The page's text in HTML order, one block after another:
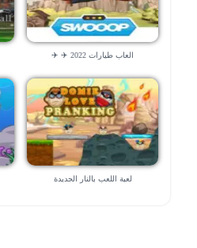
العاب طيارات 2022 ✈️ ✈️
لعبة اللعب بالنار الجديدة